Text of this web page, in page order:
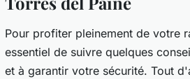
Pour profiter pleinement de votre
essentiel de suivre quelques
et à garantir votre sécurité. Tout